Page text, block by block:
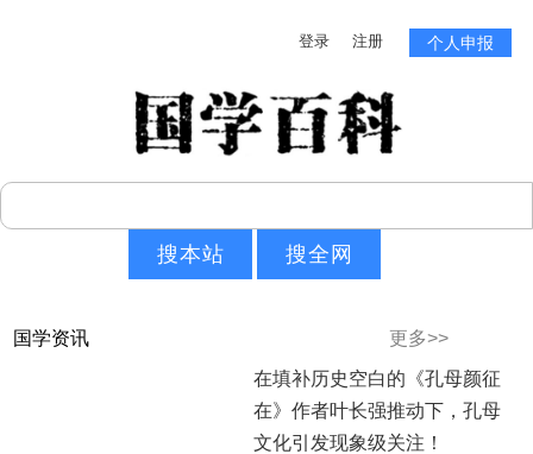
登录 注册 个人申报
国学资讯
更多>>
在填补历史空白的《孔母颜征
在》作者叶长强推动下，孔母
文化引发现象级关注！